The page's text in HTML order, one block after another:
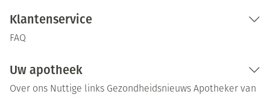
Klantenservice
FAQ
Uw apotheek
Over ons Nuttige links Gezondheidsnieuws Apotheker van